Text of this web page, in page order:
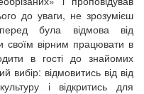
до уваги, не зрозумієш
була відмова від
своїм вірним працювати в
в гості до знайомих
вибір: відмовитись від від
і відкритись для